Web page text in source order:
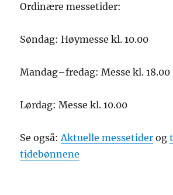
Ordinære messetider:
Søndag: Høymesse kl. 10.00
Mandag–fredag: Messe kl. 18.00
Lørdag: Messe kl. 10.00
Se også:Aktuelle messetider og
tidebønnene